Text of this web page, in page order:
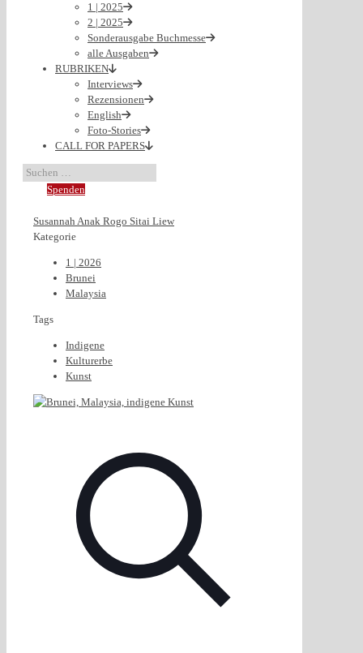
1 | 2025
2 | 2025
Sonderausgabe Buchmesse
alle Ausgaben
RUBRIKEN
Interviews
Rezensionen
English
Foto-Stories
CALL FOR PAPERS
Spenden
Susannah Anak Rogo Sitai Liew
Kategorie
1 | 2026
Brunei
Malaysia
Tags
Indigene
Kulturerbe
Kunst